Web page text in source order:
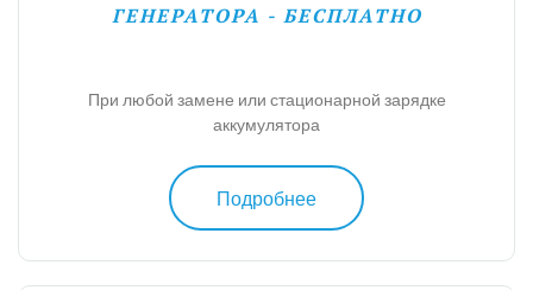
ГЕНЕРАТОРА - БЕСПЛАТНО
При любой замене или стационарной зарядке
аккумулятора
Подробнее